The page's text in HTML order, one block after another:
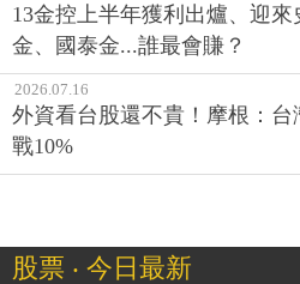
13金控上半年獲利出爐、迎
金、國泰金...誰最會賺？
2026.07.16
外資看台股還不貴！摩根：
戰10%
股票 ‧ 今日最新